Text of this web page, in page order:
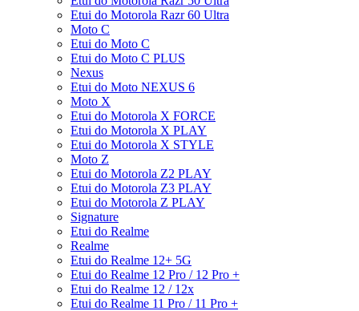
Etui do Motorola Razr 60 Ultra
Moto C
Etui do Moto C
Etui do Moto C PLUS
Nexus
Etui do Moto NEXUS 6
Moto X
Etui do Motorola X FORCE
Etui do Motorola X PLAY
Etui do Motorola X STYLE
Moto Z
Etui do Motorola Z2 PLAY
Etui do Motorola Z3 PLAY
Etui do Motorola Z PLAY
Signature
Etui do Realme
Realme
Etui do Realme 12+ 5G
Etui do Realme 12 Pro / 12 Pro +
Etui do Realme 12 / 12x
Etui do Realme 11 Pro / 11 Pro +